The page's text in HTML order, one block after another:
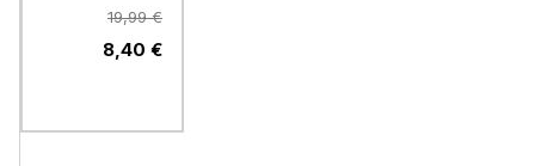
ECO 840819,99 €
8,40 €